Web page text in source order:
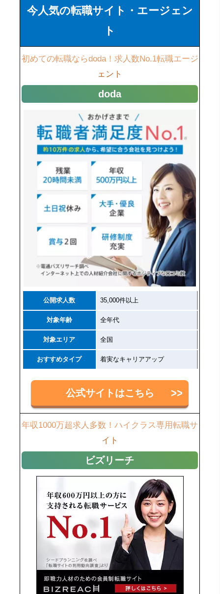
今人気の転職サイト・エージェン
ト
初めての転職ならdoda！求人数No.1転職エージ
ェント
doda
公開求人数 35,000件以上
対象年齢 全年代
対象エリア 全国
おすすめタイプ 着実なキャリアアップ
公式サイトはこちら
年収1000万超求人多数！ハイクラス専用転職サ
イト
ビズリーチ